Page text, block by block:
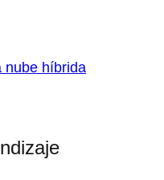
nube híbrida